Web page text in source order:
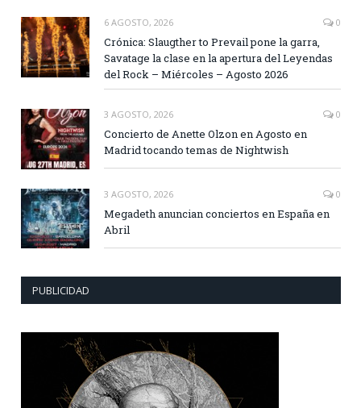
6 AGOSTO, 2026 0
Crónica: Slaugther to Prevail pone la garra,
Savatage la clase en la apertura del Leyendas
del Rock – Miércoles – Agosto 2026
3 AGOSTO, 2026 0
Concierto de Anette Olzon en Agosto en
Madrid tocando temas de Nightwish
3 AGOSTO, 2026 0
Megadeth anuncian conciertos en España en
Abril
PUBLICIDAD